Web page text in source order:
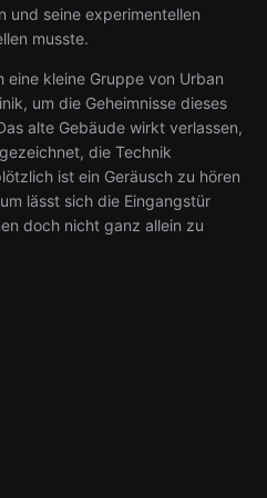
und seine experimentellen
musste.
kleine Gruppe von Urban
um die Geheimnisse dieses
alte Gebäude wirkt verlassen,
die Technik
ist ein Geräusch zu hören
lässt sich die Eingangstür
doch nicht ganz allein zu